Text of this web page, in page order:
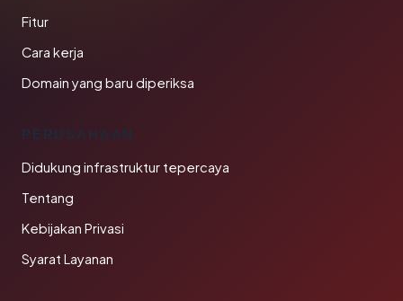
Fitur
Cara kerja
Domain yang baru diperiksa
PERUSAHAAN
Didukung infrastruktur tepercaya
Tentang
Kebijakan Privasi
Syarat Layanan